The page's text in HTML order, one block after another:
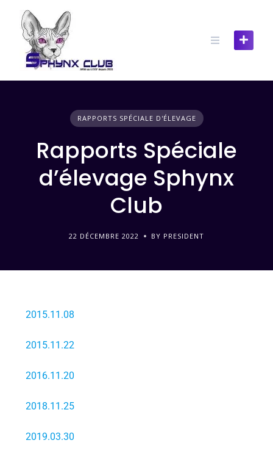
RAPPORTS SPÉCIALE D'ÉLEVAGE
Rapports Spéciale
d’élevage Sphynx
Club
22 DÉCEMBRE 2022 BY PRESIDENT
2015.11.08
2015.11.22
2016.11.20
2018.11.25
2019.03.30